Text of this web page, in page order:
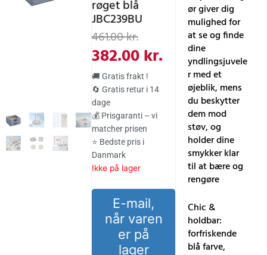
røget blå
JBC239BU
461.00kr.Den
oprindelige
pris
var:
461.00 kr..
382.00kr.
Den
aktuelle
pris
382.00 kr..
🚚 Gratis frakt !
🔄 Gratis retur i 14
dage
💰 Prisgaranti – vi
matcher prisen
⭐ Bedste pris i
Danmark
Ikke på lager
E-mail,
når varen
er på
lager
ør giver dig
mulighed for
at se og finde
dine
yndlingsjuvele
r med et
øjeblik, mens
du beskytter
dem mod
støv, og
holder dine
smykker klar
til at bære og
rengøre
Chic &
holdbar:
forfriskende
blå farve,